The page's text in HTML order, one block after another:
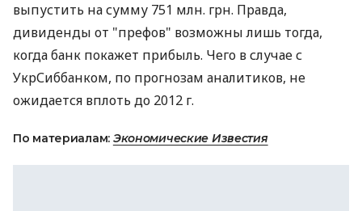
выпустить на сумму 751 млн. грн. Правда,
дивиденды от "префов" возможны лишь тогда,
когда банк покажет прибыль. Чего в случае с
УкрСиббанком, по прогнозам аналитиков, не
ожидается вплоть до 2012 г.
По материалам: Экономические Известия